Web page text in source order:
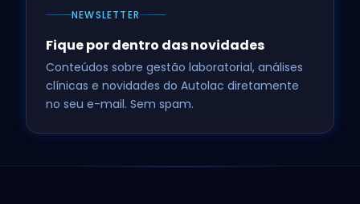
NEWSLETTER
Fique por dentro das novidades
Conteúdos sobre gestão laboratorial, análises
clínicas e novidades do Autolac diretamente
no seu e-mail. Sem spam.